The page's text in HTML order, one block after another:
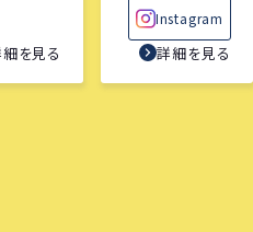
を見る
Instagram
詳細を見る